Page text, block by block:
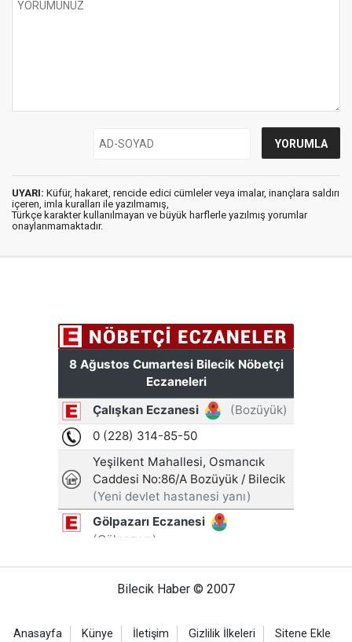
UYARI: Küfür, hakaret, rencide edici cümleler veya imalar, inançlara saldırı
içeren, imla kuralları ile yazılmamış,
Türkçe karakter kullanılmayan ve büyük harflerle yazılmış yorumlar
onaylanmamaktadır.
Bilecik Haber © 2007
Anasayfa Künye İletişim Gizlilik İlkeleri Sitene Ekle